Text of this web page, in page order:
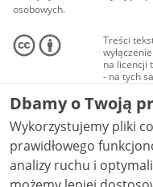
osobowych.
Treści
na licencji
- na tych
Materiały
audio i
Creative
NC-ND
Dbamy o Twoją
Wykorzystujemy pliki
prawidłowego
analizy ruchu i optymalizacji